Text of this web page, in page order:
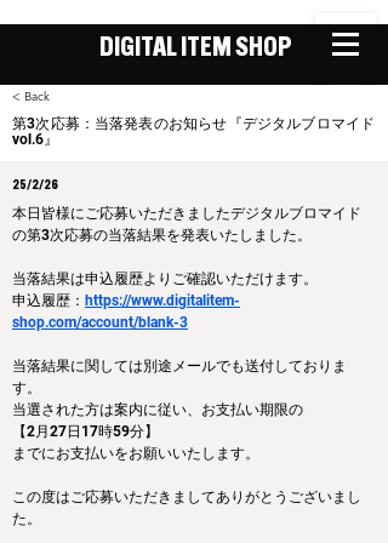
DIGITAL ITEM SHOP
< Back
第3次応募：当落発表のお知らせ『デジタルブロマイド
vol.6』
25/2/26
本日皆様にご応募いただきましたデジタルブロマイド
の第3次応募の当落結果を発表いたしました。
当落結果は申込履歴よりご確認いただけます。
申込履歴： https://www.digitalitem-
shop.com/account/blank-3
当落結果に関しては別途メールでも送付しておりま
す。
当選された方は案内に従い、お支払い期限の
【2月27日17時59分】
までにお支払いをお願いいたします。
この度はご応募いただきましてありがとうございまし
た。